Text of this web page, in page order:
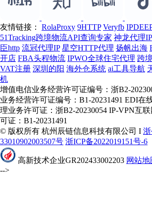
友情链接： RolaProxy 9HTTP Veryfb
51Tracking跨境物流API查询专家 神龙代理IP
臣http 流冠代理IP 星空HTTP代理 扬帆出海
开店 FBA头程物流 IPWO全球住宅代理 跨
VAT注册 深圳的阳 海外仓系统 ai工具导航
机
增值电信业务经营许可证编号：浙B2-
业务经营许可证编号：B1-20231491 EDI在
理业务许可证：浙B2-20230054 IP-VPN互
可证：B1-20231491
© 版权所有 杭州辰链信息科技有限公司 I
33010902003507号 浙ICP备2022019151号-6
高新技术企业GR202433002203 网站地
-->